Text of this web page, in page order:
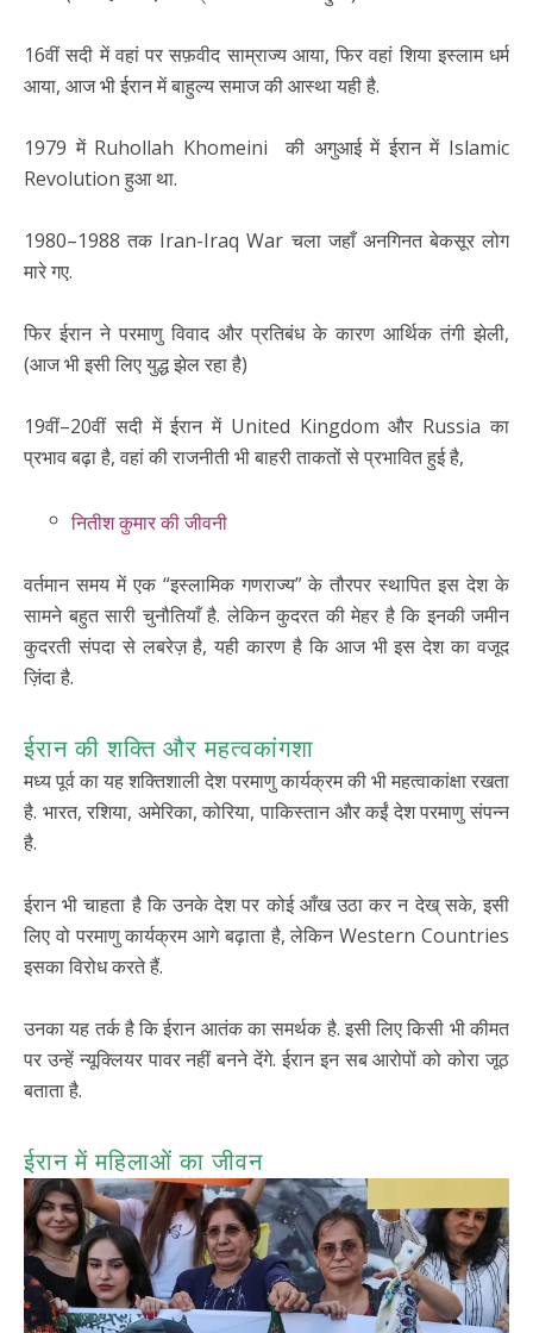
16वीं सदी में वहां पर सफ़वीद साम्राज्य आया, फिर वहां शिया इस्लाम धर्म
आया, आज भी ईरान में बाहुल्य समाज की आस्था यही है.
1979 में Ruhollah Khomeini की अगुआई में ईरान में Islamic
Revolution हुआ था.
1980–1988 तक Iran-Iraq War चला जहाँ अनगिनत बेकसूर लोग
मारे गए.
फिर ईरान ने परमाणु विवाद और प्रतिबंध के कारण आर्थिक तंगी झेली,
(आज भी इसी लिए युद्ध झेल रहा है)
19वीं–20वीं सदी में ईरान में United Kingdom और Russia का
प्रभाव बढ़ा है, वहां की राजनीती भी बाहरी ताकतों से प्रभावित हुई है,
नितीश कुमार की जीवनी
वर्तमान समय में एक “इस्लामिक गणराज्य” के तौरपर स्थापित इस देश के
सामने बहुत सारी चुनौतियाँ है. लेकिन कुदरत की मेहर है कि इनकी जमीन
कुदरती संपदा से लबरेज़ है, यही कारण है कि आज भी इस देश का वजूद
ज़िंदा है.
ईरान की शक्ति और महत्वकांगशा
मध्य पूर्व का यह शक्तिशाली देश परमाणु कार्यक्रम की भी महत्वाकांक्षा रखता
है. भारत, रशिया, अमेरिका, कोरिया, पाकिस्तान और कईं देश परमाणु संपन्न
है.
ईरान भी चाहता है कि उनके देश पर कोई आँख उठा कर न देख् सके, इसी
लिए वो परमाणु कार्यक्रम आगे बढ़ाता है, लेकिन Western Countries
इसका विरोध करते हैं.
उनका यह तर्क है कि ईरान आतंक का समर्थक है. इसी लिए किसी भी कीमत
पर उन्हें न्यूक्लियर पावर नहीं बनने देंगे. ईरान इन सब आरोपों को कोरा जूठ
बताता है.
ईरान में महिलाओं का जीवन